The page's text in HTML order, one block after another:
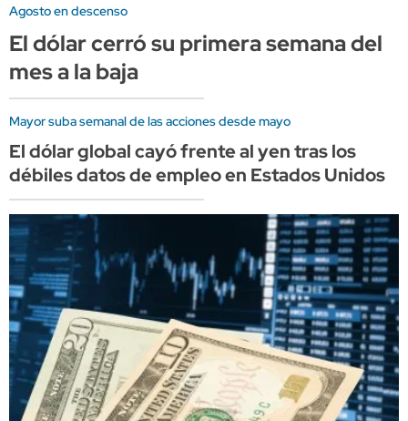
Agosto en descenso
El dólar cerró su primera semana del
mes a la baja
Mayor suba semanal de las acciones desde mayo
El dólar global cayó frente al yen tras los
débiles datos de empleo en Estados Unidos